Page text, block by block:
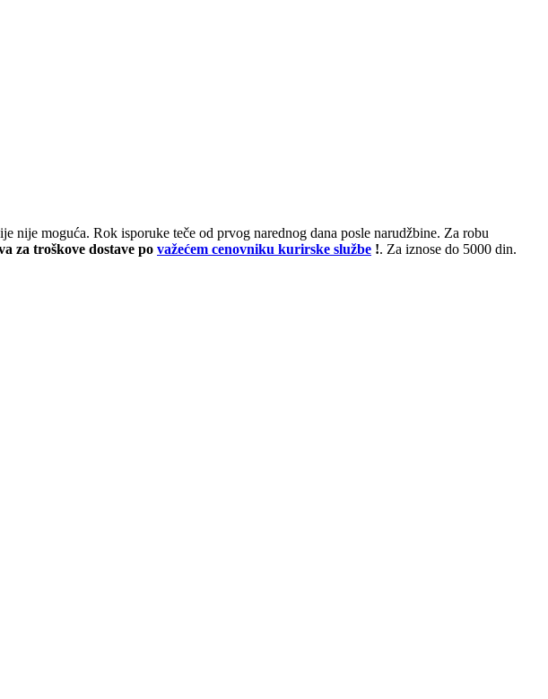
nije moguća. Rok isporuke teče od prvog narednog dana posle narudžbine. Za robu
za troškove dostave po važećem cenovniku kurirske službe !. Za iznose do 5000 din.